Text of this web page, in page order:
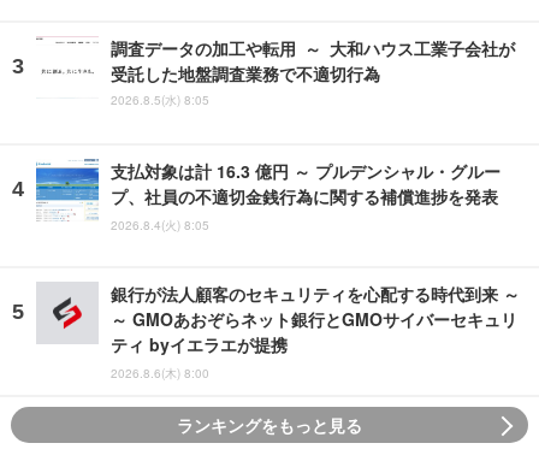
調査データの加工や転用 ～ 大和ハウス工業子会社が
受託した地盤調査業務で不適切行為
2026.8.5(水) 8:05
支払対象は計 16.3 億円 ～ プルデンシャル・グルー
プ、社員の不適切金銭行為に関する補償進捗を発表
2026.8.4(火) 8:05
銀行が法人顧客のセキュリティを心配する時代到来 ～
～ GMOあおぞらネット銀行とGMOサイバーセキュリ
ティ byイエラエが提携
2026.8.6(木) 8:00
ランキングをもっと見る